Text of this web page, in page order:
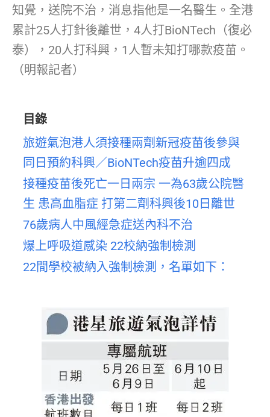
知覺，送院不治，消息指他是一名醫生。全港
累計25人打針後離世，4人打BioNTech（復必
泰），20人打科興，1人暫未知打哪款疫苗。
（明報記者）
目錄
旅遊氣泡港人須接種兩劑新冠疫苗後參與
同日預約科興／BioNTech疫苗升逾四成
接種疫苗後死亡一日兩宗 一為63歲公院醫
生 患高血脂症 打第二劑科興後10日離世
76歲病人中風經急症送內科不治
爆上呼吸道感染 22校納強制檢測
22間學校被納入強制檢測，名單如下：